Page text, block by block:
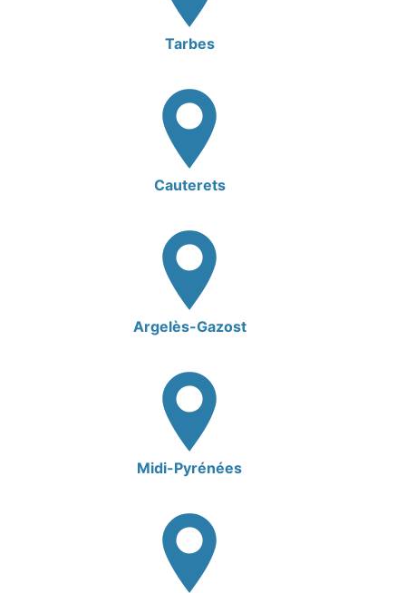
Tarbes
Cauterets
Argelès-Gazost
Midi-Pyrénées